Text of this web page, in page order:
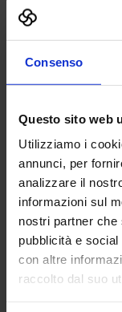
Consenso
Questo sito web
Utilizziamo i
annunci, per
analizzare il
informazioni sul
nostri partner che
pubblicità e
con altre
raccolto dal suo